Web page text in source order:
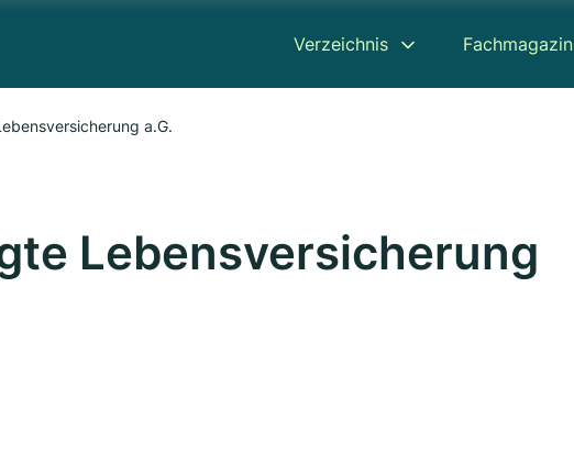
Verzeichnis Fachmagazin
a.G.
Lebensversicherung